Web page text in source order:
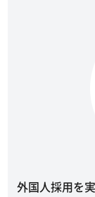
外国人採用を